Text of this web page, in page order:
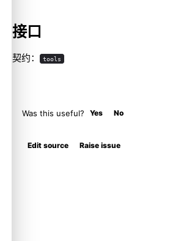
接口
契约： tools
Was this useful? Yes No
Edit source Raise issue